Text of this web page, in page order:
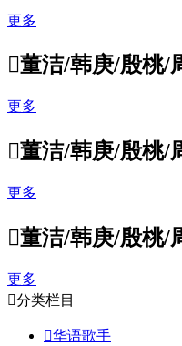
更多
董洁/韩庚/殷桃/
更多
董洁/韩庚/殷桃/
更多
董洁/韩庚/殷桃/
更多
分类栏目
华语歌手